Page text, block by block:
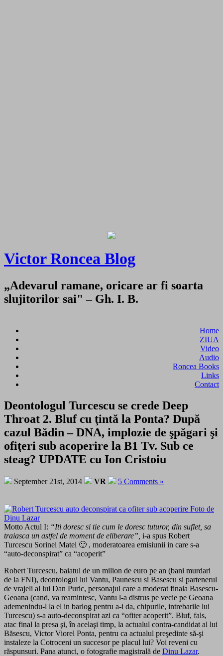
Victor Roncea Blog
„Adevarul ramane, oricare ar fi soarta
slujitorilor sai" – Gh. I. B.
Home
ZIUA
Video
Audio
Roncea Books
Links
Contact
Deontologul Turcescu se crede Deep
Throat 2. Bluf cu ţintă la Ponta? După
cazul Bădin – DNA, implozie de şpăgari şi
ofiţeri sub acoperire la B1 Tv. Sub ce
steag? UPDATE cu Ion Cristoiu
September 21st, 2014 VR 5 Comments »
Motto Actul I: “Iti doresc si tie cum le doresc tuturor, din suflet, sa
traiasca un astfel de moment de eliberare”, i-a spus Robert
Turcescu Sorinei Matei 🙂 , moderatoarea emisiunii in care s-a
“auto-deconspirat” ca “acoperit”
Robert Turcescu, baiatul de un milion de euro pe an (bani murdari
de la FNI), deontologul lui Vantu, Paunescu si Basescu si partenerul
de vrajeli al lui Dan Puric, personajul care a moderat finala Basescu-
Geoana (cand, va reamintesc, Vantu l-a distrus pe vecie pe Geoana
ademenindu-l la el in barlog pentru a-i da, chipurile, intrebarile lui
Turcescu) s-a auto-deconspirat azi ca “ofiter acoperit”. Bluf, fals,
atac final la presa şi, în acelaşi timp, la actualul contra-candidat al lui
Băsescu, Victor Viorel Ponta, pentru ca actualul preşedinte să-şi
instaleze la Cotroceni un succesor pe placul lui? Voi reveni cu
răspunsuri. Pana atunci, o fotografie magistrală de Dinu Lazar.